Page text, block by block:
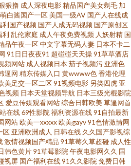
利视频 91在线老司机青青草 91亚洲情侣偷拍
碰 色情婷婷五月 91大神h免费在线 丁香成人
肏肏 色WWW亚洲国产 国内免费观看在线 91
文字幕 91在线免费精品观看 91免费视频论坛
虎520 大香蕉97 伊人天堂另类 AV亚洲先锋
色网 欧美亚洲另类在线 成人午夜h在线一区
欧美大 男人女人性天堂α 91人人操人人 欧美
狠撸 成人深夜电影精品国产美女剃毛 加
萌白酱国产一区 美国一级AV 国产人在线成
利国产视频 国产人成无码视频 国产原创区
利 乱伦家庭 成人午夜免费视频 人妖射精 国
品午夜一区中文字幕无码人妻 日本不卡二
91日日夜夜91 超碰碰天天操91草草酒店
频网站 成人视频日本 茄子视频污 亚洲色
逼网 精东传媒入口 黄wwww色香港伦理
美足交一区二区91视频电影 另类四虎 亚
视频 日本天堂视频导航 日本三级光棍影院
爱豆传媒观看网站综合日韩欧美 草逼网首
在线69性影院 福利资源在线91自拍最新
网站欧美一xxxxx欧美gayv91色情激情网
区 亚洲欧洲成人 日韩在线 久久国产影视综
激情视频国产精品 91草莓久草超碰 成人性
韩色黄片91草莓影院 午夜电影网久久 国
视屏 国产福利在线91久久影院 免费日韩